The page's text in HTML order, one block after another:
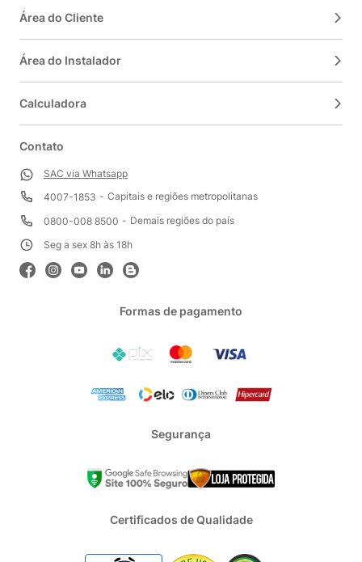
Área do Cliente
Área do Instalador
Calculadora
Contato
SAC via Whatsapp
4007-1853
Capitais e regiões metropolitanas
0800-008 8500
Demais regiões do país
Seg a sex 8h às 18h
Formas de pagamento
Segurança
Certificados de Qualidade